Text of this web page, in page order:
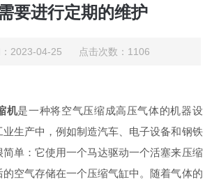
要进行定期的维护
：2023-04-25 点击次数：1106
机是一种将空气压缩成高压气体的机器设
生产中，例如制造汽车、电子设备和钢铁
单：它使用一个马达驱动一个活塞来压缩
空气存储在一个压缩气缸中。随着气体的